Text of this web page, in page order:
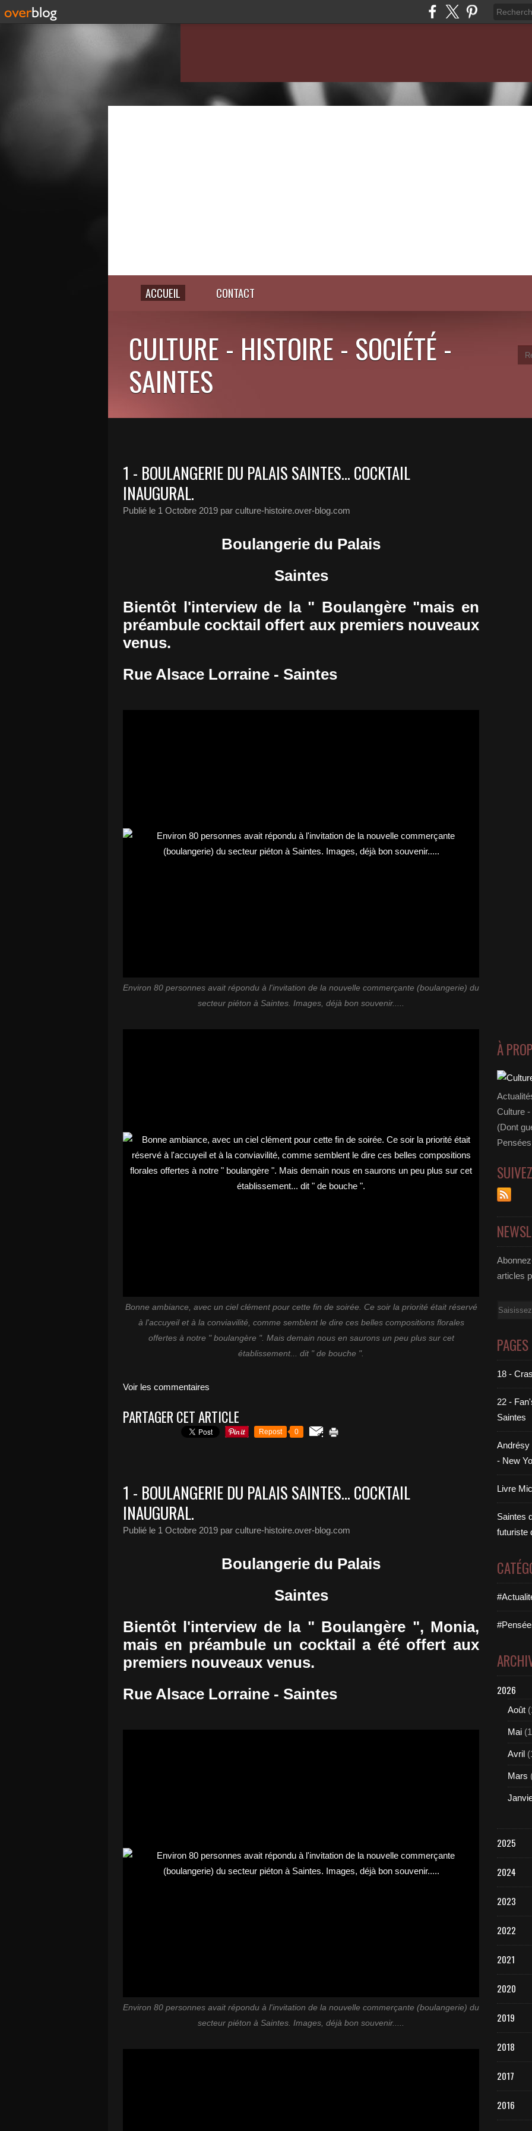
ACCUEIL CONTACT
CULTURE - HISTOIRE - SOCIÉTÉ -
SAINTES
1 - BOULANGERIE DU PALAIS SAINTES... COCKTAIL
INAUGURAL.
Publié le 1 Octobre 2019 par culture-histoire.over-blog.com
Boulangerie du Palais
Saintes
Bientôt l'interview de la " Boulangère "mais en
préambule cocktail offert aux premiers nouveaux
venus.
Rue Alsace Lorraine - Saintes
Environ 80 personnes avait répondu à l'invitation de la nouvelle commerçante (boulangerie) du
secteur piéton à Saintes. Images, déjà bon souvenir.....
Bonne ambiance, avec un ciel clément pour cette fin de soirée. Ce soir la priorité était réservé
à l'accuyeil et à la conviavilité, comme semblent le dire ces belles compositions florales
offertes à notre " boulangère ". Mais demain nous en saurons un peu plus sur cet
établissement... dit " de bouche ".
Voir les commentaires
PARTAGER CET ARTICLE
Repost 0
1 - BOULANGERIE DU PALAIS SAINTES... COCKTAIL
INAUGURAL.
Publié le 1 Octobre 2019 par culture-histoire.over-blog.com
Boulangerie du Palais
Saintes
Bientôt l'interview de la " Boulangère ", Monia,
mais en préambule un cocktail a été offert aux
premiers nouveaux venus.
Rue Alsace Lorraine - Saintes
Environ 80 personnes avait répondu à l'invitation de la nouvelle commerçante (boulangerie) du
secteur piéton à Saintes. Images, déjà bon souvenir.....
À
Culture
(Dont
articles
Email
PAGES
18 -
22 -
Saintes
Andrésy
- New
Livre
Saintes
futuriste
2026
Août
Mai
Avril
Mars
2025
2024
2023
2022
2021
2020
2019
2018
2017
2016